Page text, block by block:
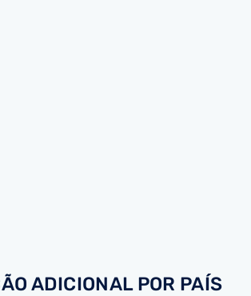
ADICIONAL POR PAÍS